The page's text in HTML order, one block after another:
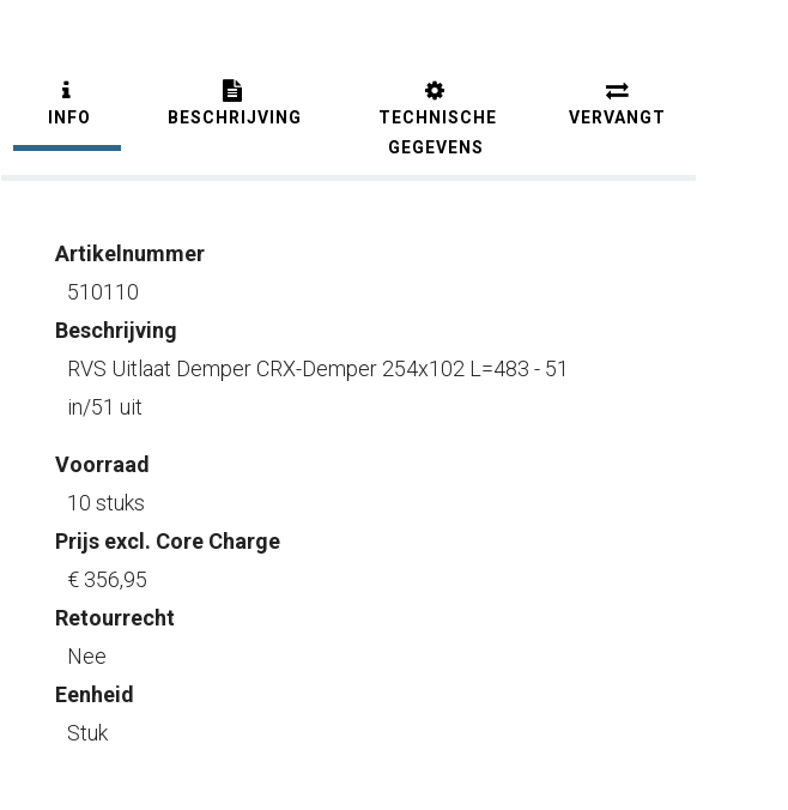
INFO BESCHRIJVING
TECHNISCHE
GEGEVENS
VERVANGT
Artikelnummer
510110
Beschrijving
RVS Uitlaat Demper CRX-Demper 254x102 L=483 - 51
in/51 uit
Voorraad
10 stuks
Prijs excl. Core Charge
€ 356,95
Retourrecht
Nee
Eenheid
Stuk